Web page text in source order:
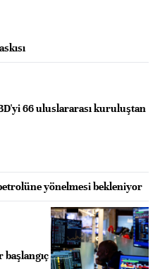
66 uluslararası kuruluştan
yönelmesi bekleniyor
başlangıç